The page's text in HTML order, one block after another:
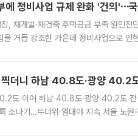
에 정비사업 규제 완화 '건의'⋯
, 재개발·재건축 주택공급 부족 원인
을 거듭 강조한 가운데 정비사업으로
더니 하남 40.8도·광양 40.2
도 이어 하남 40.8도·광양 40.2도
소나기…무더위·열대야 지속 서울 노